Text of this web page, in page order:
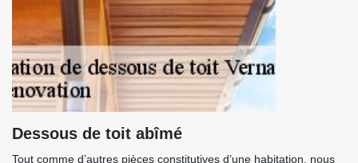
Dessous de toit abîmé
Tout comme d’autres pièces constitutives d’une habitation, nous